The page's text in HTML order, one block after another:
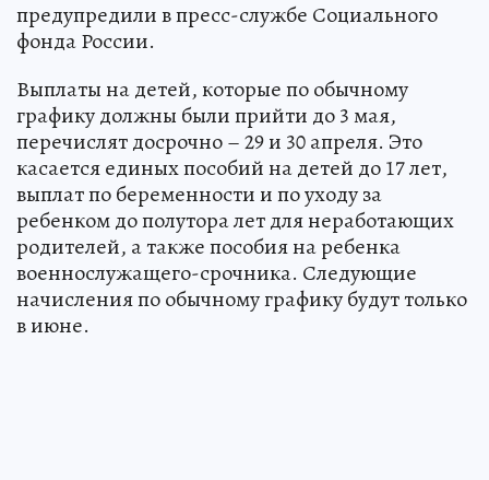
предупредили в пресс-службе Социального
фонда России.
Выплаты на детей, которые по обычному
графику должны были прийти до 3 мая,
перечислят досрочно – 29 и 30 апреля. Это
касается единых пособий на детей до 17 лет,
выплат по беременности и по уходу за
ребенком до полутора лет для неработающих
родителей, а также пособия на ребенка
военнослужащего-срочника. Следующие
начисления по обычному графику будут только
в июне.